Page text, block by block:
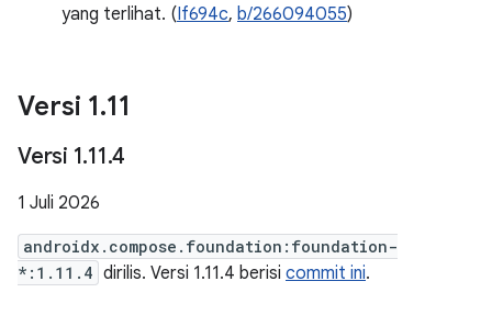
yang terlihat. (If694c, b/266094055)
Versi 1.11
Versi 1.11.4
1 Juli 2026
androidx.compose.foundation:foundation-
*:1.11.4 dirilis. Versi 1.11.4 berisi commit ini.